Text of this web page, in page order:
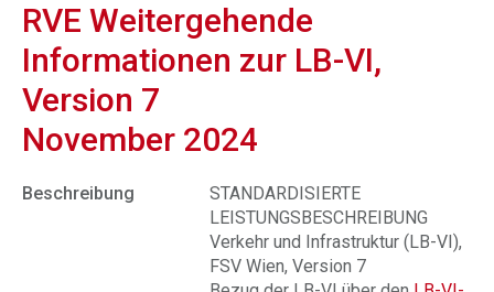
RVE Weitergehende
Informationen zur LB-VI,
Version 7
November 2024
Beschreibung
STANDARDISIERTE
LEISTUNGSBESCHREIBUNG
Verkehr und Infrastruktur (LB-VI),
FSV Wien, Version 7